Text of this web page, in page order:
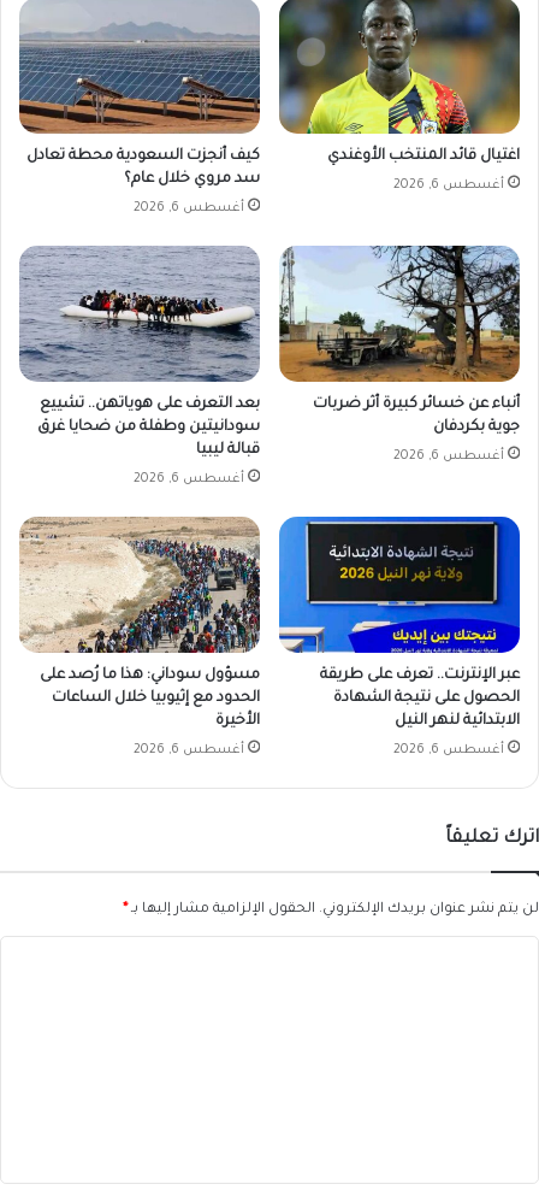
م
ة
إ
س
ا
ة
اغتيال قائد المنتخب الأوغندي
أغسطس 6, 2026
كيف أنجزت السعودية محطة تعادل
سد مروي خلال عام؟
أغسطس 6, 2026
أنباء عن خسائر كبيرة أثر ضربات
جوية بكردفان
أغسطس 6, 2026
بعد التعرف على هوياتهن.. تشييع
سودانيتين وطفلة من ضحايا غرق
قبالة ليبيا
أغسطس 6, 2026
عبر الإنترنت.. تعرف على طريقة
الحصول على نتيجة الشهادة
الابتدائية لنهر النيل
أغسطس 6, 2026
مسؤول سوداني: هذا ما رُصد على
الحدود مع إثيوبيا خلال الساعات
الأخيرة
أغسطس 6, 2026
اترك تعليقاً
لن يتم نشر عنوان بريدك الإلكتروني. الحقول الإلزامية مشار إليها بـ*